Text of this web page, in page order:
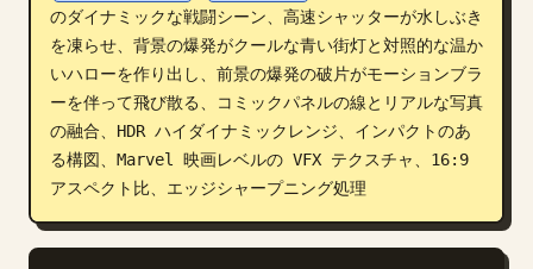
更新情報
のダイナミックな戦闘シーン、高速シャッターが水しぶき
を凍らせ、背景の爆発がクールな青い街灯と対照的な温か
いハローを作り出し、前景の爆発の破片がモーションブラ
ーを伴って飛び散る、コミックパネルの線とリアルな写真
の融合、HDR ハイダイナミックレンジ、インパクトのあ
る構図、Marvel 映画レベルの VFX テクスチャ、16:9
アスペクト比、エッジシャープニング処理